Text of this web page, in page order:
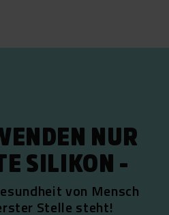
NUR
SILIKON -
von Mensch
Stelle steht!